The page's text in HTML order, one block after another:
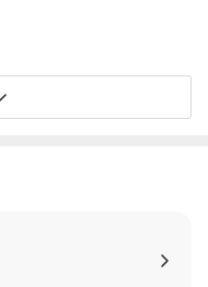
.
품들을 엄선해 선보인 모노
은 작품 선정에서 책의 장정
. 열린책들 세계문학이 풍성